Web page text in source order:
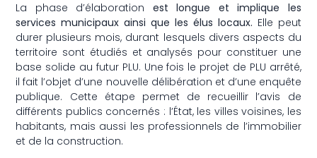
La phase d’élaboration est longue et implique les
services municipaux ainsi que les élus locaux. Elle peut
durer plusieurs mois, durant lesquels divers aspects du
territoire sont étudiés et analysés pour constituer une
base solide au futur PLU. Une fois le projet de PLU arrêté,
il fait l’objet d’une nouvelle délibération et d’une enquête
publique. Cette étape permet de recueillir l’avis de
différents publics concernés : l’État, les villes voisines, les
habitants, mais aussi les professionnels de l’immobilier
et de la construction.